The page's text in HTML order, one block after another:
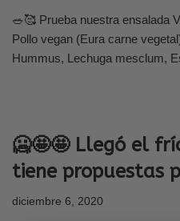
🥗🥰 Prueba nuestra ensalada
Pollo vegan (Eura carne
Hummus, Lechuga mesclum,
🥶🤩🤩 Llegó el
tiene propuestas
diciembre 6, 2020